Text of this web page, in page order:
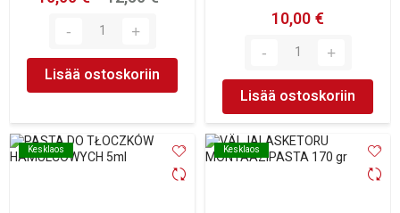
Lisää ostoskoriin
10,00 €
Lisää ostoskoriin
Kesklaos
Kesklaos Kesklaos
Kesklaos